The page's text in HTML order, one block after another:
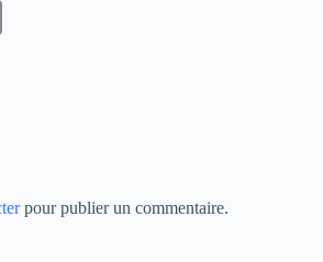
pour publier un commentaire.